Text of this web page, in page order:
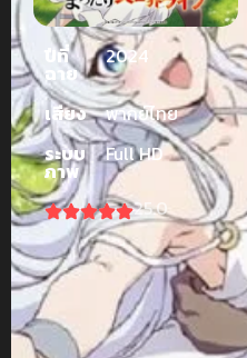
ปีที่
ฉาย
2024
เสียง
พากย์ไทย
ระบบ
ภาพ
Full HD
25.0